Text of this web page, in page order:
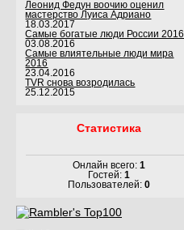
Леонид Федун воочию оценил
мастерство Луиса Адриано
18.03.2017
Самые богатые люди России 2016
03.08.2016
Самые влиятельные люди мира
2016
23.04.2016
TVR снова возродилась
25.12.2015
Статистика
Онлайн всего: 1
Гостей: 1
Пользователей: 0